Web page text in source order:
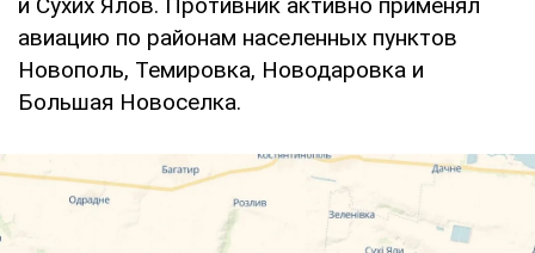
авиацию по районам населенных пунктов
Новополь, Темировка, Новодаровка и
Большая Новоселка.